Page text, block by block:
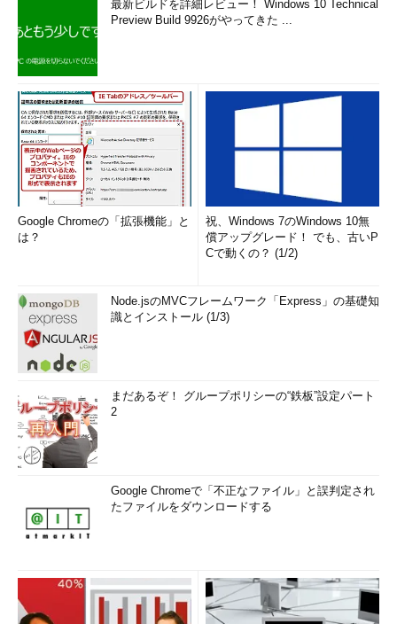
最新ビルドを詳細レビュー！ Windows 10 Technical
Preview Build 9926がやってきた ...
Google Chromeの「拡張機能」と
は？
祝、Windows 7のWindows 10無
償アップグレード！ でも、古いP
Cで動くの？ (1/2)
Node.jsのMVCフレームワーク「Express」の基礎知
識とインストール (1/3)
まだあるぞ！ グループポリシーの“鉄板”設定パート
2
Google Chromeで「不正なファイル」と誤判定され
たファイルをダウンロードする